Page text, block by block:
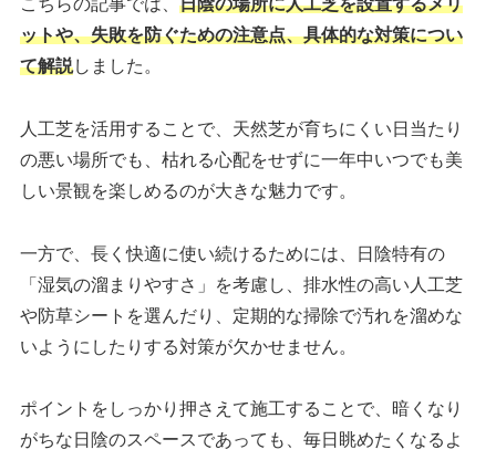
こちらの記事では、日陰の場所に人工芝を設置するメリ
ットや、失敗を防ぐための注意点、具体的な対策につい
て解説しました。
人工芝を活用することで、天然芝が育ちにくい日当たり
の悪い場所でも、枯れる心配をせずに一年中いつでも美
しい景観を楽しめるのが大きな魅力です。
一方で、長く快適に使い続けるためには、日陰特有の
「湿気の溜まりやすさ」を考慮し、排水性の高い人工芝
や防草シートを選んだり、定期的な掃除で汚れを溜めな
いようにしたりする対策が欠かせません。
ポイントをしっかり押さえて施工することで、暗くなり
がちな日陰のスペースであっても、毎日眺めたくなるよ